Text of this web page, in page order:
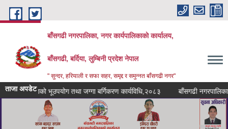
Skip to main content
बाँसगढी नगरपालिका, नगर कार्यपालिकाकाे कार्यालय,
बाँसगढी, बर्दिया, लुम्बिनी प्रदेश नेपाल
" सुन्दर, हरियाली र सफा सहर, समृद्द र समुन्नत बाँसगढी नगर"
ताजा अपडेटभूउपयोग तथा जग्गा बर्गिकरण कार्यविधि,२०८३ बाँसगढी नगरपालिकाको